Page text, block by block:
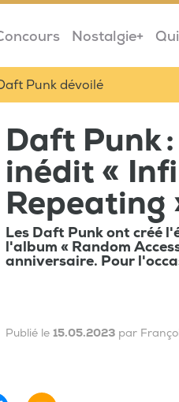
Nostalgie+
Punk dévoilé
Daft Punk
inédit «
Repeating
Les Daft Punk ont créé
l'album « Random
anniversaire. Pour
Publié le 15.05.2023 par